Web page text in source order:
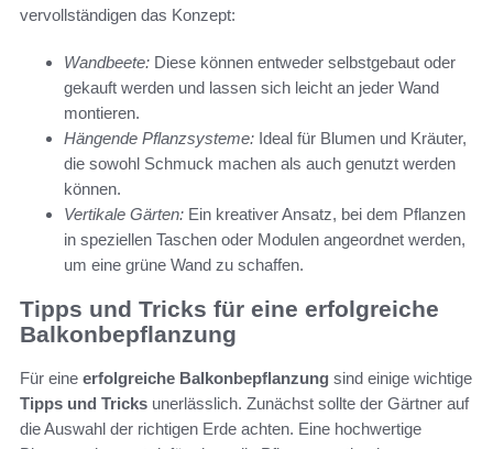
vervollständigen das Konzept:
Wandbeete: Diese können entweder selbstgebaut oder
gekauft werden und lassen sich leicht an jeder Wand
montieren.
Hängende Pflanzsysteme: Ideal für Blumen und Kräuter,
die sowohl Schmuck machen als auch genutzt werden
können.
Vertikale Gärten: Ein kreativer Ansatz, bei dem Pflanzen
in speziellen Taschen oder Modulen angeordnet werden,
um eine grüne Wand zu schaffen.
Tipps und Tricks für eine erfolgreiche
Balkonbepflanzung
Für eine erfolgreiche Balkonbepflanzung sind einige wichtige
Tipps und Tricks unerlässlich. Zunächst sollte der Gärtner auf
die Auswahl der richtigen Erde achten. Eine hochwertige